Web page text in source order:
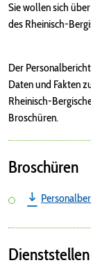
Sie wollen sich
des Rheinisch-
Der
Daten und Fakten
Rheinisch-
Broschüren.
Broschüren
Dienststellen